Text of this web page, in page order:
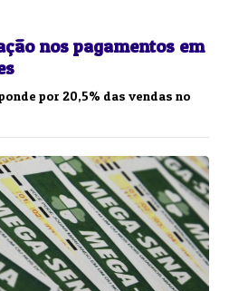
nos pagamentos em
por 20,5% das vendas no